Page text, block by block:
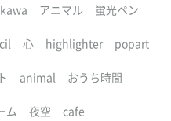
アニマル 蛍光ペン
心 highlighter popart
animal おうち時間
ム 夜空 cafe